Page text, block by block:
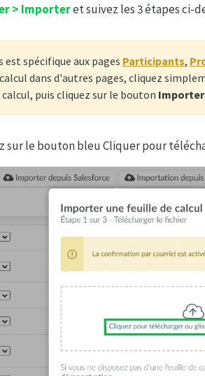
> Importeret suivez les 3 étapes ci-
est spécifique aux pages Participants,
dans d'autres pages, cliquez
puis cliquez sur le bouton Importer.
sur le bouton bleu Cliquer pour